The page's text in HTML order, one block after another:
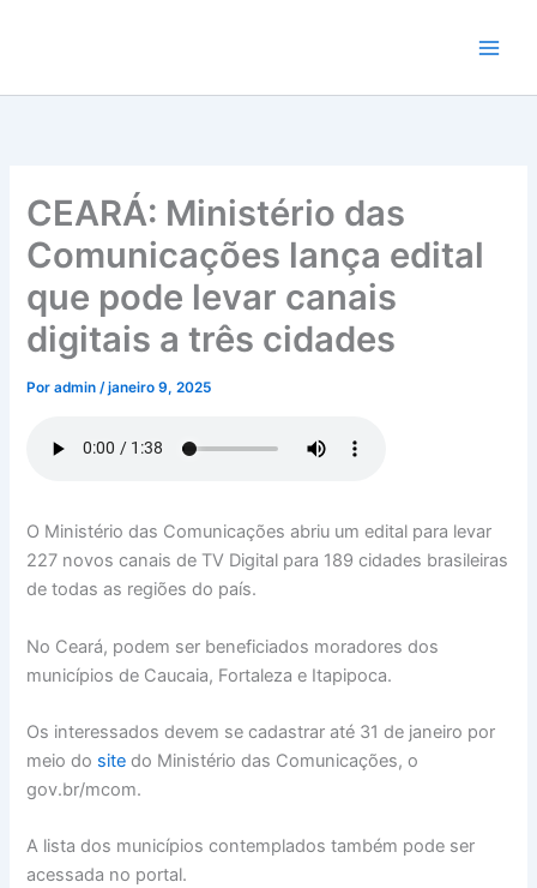
conteúdo
CEARÁ: Ministério das
Comunicações lança edital
que pode levar canais
digitais a três cidades
Poradmin/janeiro 9, 2025
O Ministério das Comunicações abriu um edital para levar
227 novos canais de TV Digital para 189 cidades brasileiras
de todas as regiões do país.
No Ceará, podem ser beneficiados moradores dos
municípios de Caucaia, Fortaleza e Itapipoca.
Os interessados devem se cadastrar até 31 de janeiro por
meio do sitedo Ministério das Comunicações, o
gov.br/mcom.
A lista dos municípios contemplados também pode ser
acessada no portal.